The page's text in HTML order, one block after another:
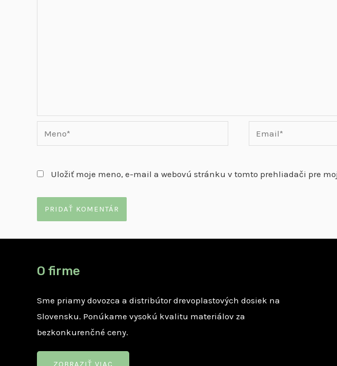
Email*
Uložiť moje meno, e-mail a webovú stránku v tomto prehliadači pre
O firme
Sme priamy dovozca a distribútor drevoplastových dosiek na
Slovensku. Ponúkame vysokú kvalitu materiálov za
bezkonkurenčné ceny.
ZOBRAZIŤ VIAC